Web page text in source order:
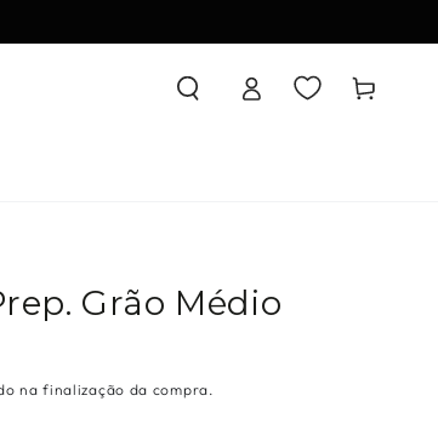
sessão
Carrinho
Grão Médio
na finalização da compra.